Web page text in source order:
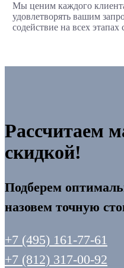
Мы ценим каждого
удовлетворять вашим
содействие на всех этапах
Рассчитаем
скидкой!
Подберем
назовем точную
+7 (495) 161-77-61
+7 (812) 317-00-92